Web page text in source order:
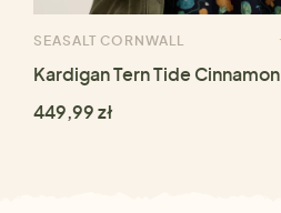
SEASALT CORNWALL
Kardigan Tern Tide Cinnamon
449,99 zł